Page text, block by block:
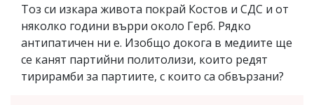
Тоз си изкара живота покрай Костов и СДС и от
няколко години върри около Герб. Рядко
антипатичен ни е. Изобщо докога в медиите ще
се канят партийни политолизи, които редят
тирирамби за партиите, с които са обвързани?